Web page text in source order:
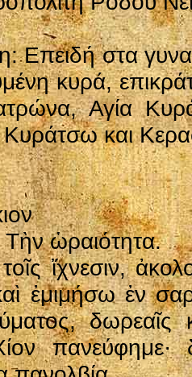
Επειδή στα
κυρά,
Αγία
και
ὡραιότητα.
ἴχνεσιν,
ἐμιμήσω ἐν
δωρεαῖς
πανεύφημε·